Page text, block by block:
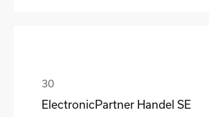
ElectronicPartner Handel SE